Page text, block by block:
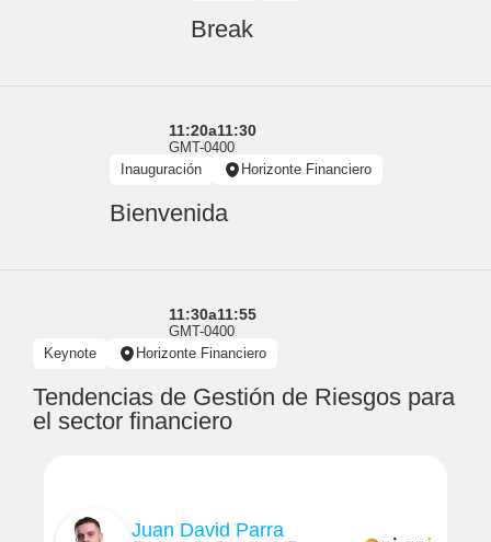
Break
11:20a11:30
GMT-0400
Inauguración
Horizonte Financiero
Bienvenida
11:30a11:55
GMT-0400
Keynote
Horizonte Financiero
Tendencias de Gestión de Riesgos para
el sector financiero
Juan David Parra